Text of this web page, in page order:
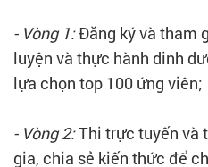
- Vòng 1:Đăng ký và tham
luyện và thực hành dinh
lựa chọn top 100 ứng viên;
- Vòng 2:Thi trực tuyến và
gia, chia sẻ kiến thức để